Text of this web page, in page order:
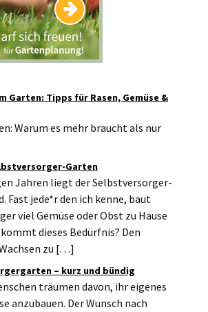
Garten: Tipps für Rasen, Gemüse &
Warum es mehr braucht als nur
Garten
Jahren liegt der Selbstversorger-
Fast jede*r den ich kenne, baut
viel Gemüse oder Obst zu Hause
dieses Bedürfnis? Den
zu […]
– kurz und bündig
träumen davon, ihr eigenes
anzubauen. Der Wunsch nach